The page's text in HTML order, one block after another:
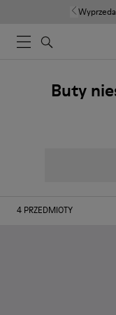
Buty
4 PRZEDMIOTY